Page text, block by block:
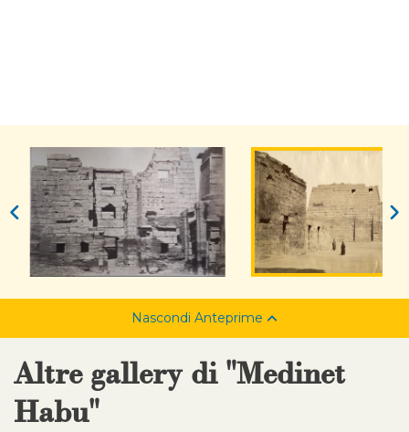
Nascondi Anteprime
Altre gallery di "Medinet
Habu"